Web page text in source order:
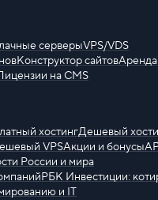
серверыVPS/VDS
Конструктор сайтов
на CMS
хостингДешевый
VPSАкции и бонусы
России и мира
РБК Инвестиции:
и IT